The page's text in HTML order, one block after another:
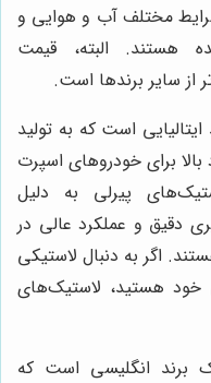
شرایط مختلف آب و هوایی و
هستند. البته، قیمت
از سایر برندها است.
است که به تولید
برای خودروهای اسپرت
پیرلی به دلیل
دقیق و عملکرد عالی در
اگر به دنبال لاستیکی
خود هستید، لاستیک‌های
برند انگلیسی است که